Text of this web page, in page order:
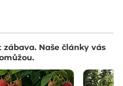
Naše články vás